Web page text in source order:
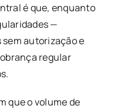
é que, enquanto
—
autorização e
regular
que o volume de